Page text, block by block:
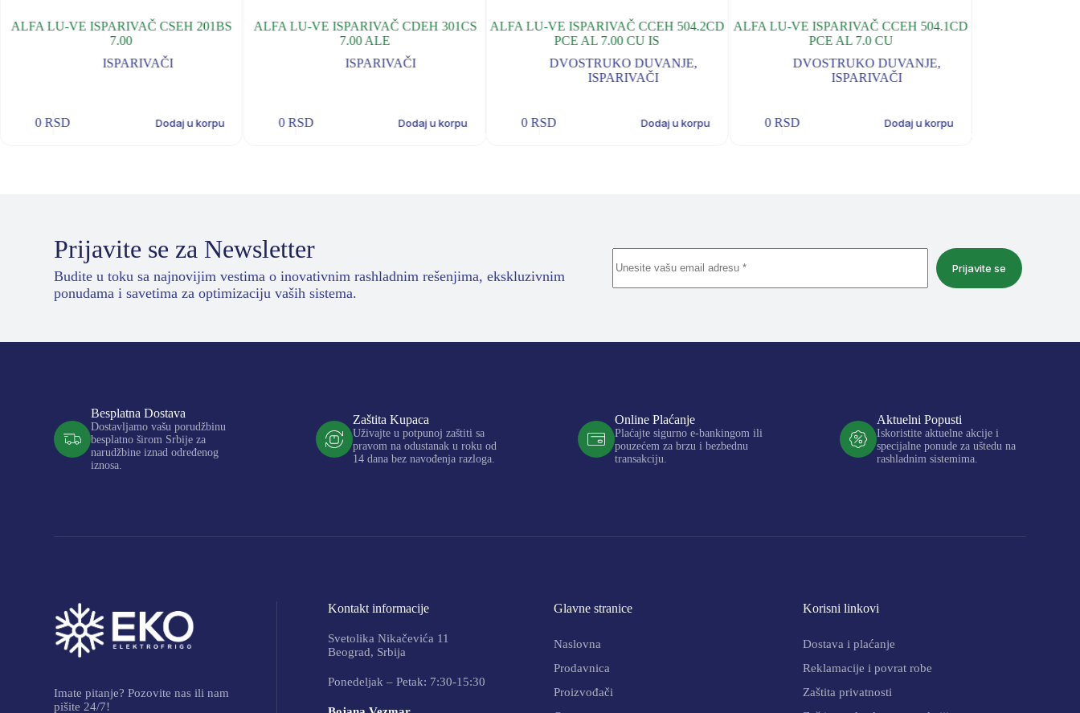
ALFA LU-VE ISPARIVAČ CSEH 201BS
7.00
ISPARIVAČI
0RSD Dodaj u korpu
ALFA LU-VE ISPARIVAČ CDEH 301CS
7.00 ALE
ISPARIVAČI
0RSD Dodaj u korpu
ALFA LU-VE ISPARIVAČ CCEH 504.2CD
PCE AL 7.00 CU IS
DVOSTRUKO DUVANJE,
ISPARIVAČI
0RSD Dodaj u korpu
ALFA LU-VE ISPARIVAČ CCEH 504.1CD
PCE AL 7.0 CU
DVOSTRUKO DUVANJE,
ISPARIVAČI
0RSD Dodaj u korpu
Prijavite se za Newsletter
Budite u toku sa najnovijim vestima o inovativnim rashladnim rešenjima, ekskluzivnim
ponudama i savetima za optimizaciju vaših sistema.
Prijavite se
Besplatna Dostava
Dostavljamo vašu porudžbinu
besplatno širom Srbije za
narudžbine iznad određenog
iznosa.
Zaštita Kupaca
Uživajte u potpunoj zaštiti sa
pravom na odustanak u roku od
14 dana bez navođenja razloga.
Online Plaćanje
Plaćajte sigurno e-bankingom ili
pouzećem za brzu i bezbednu
transakciju.
Aktuelni Popusti
Iskoristite aktuelne akcije i
specijalne ponude za uštedu na
rashladnim sistemima.
Imate pitanje? Pozovite nas ili nam
pišite 24/7!
Kontakt informacije
Svetolika Nikačevića 11
Beograd, Srbija
Ponedeljak – Petak: 7:30-15:30
Glavne stranice
Naslovna
Prodavnica
Proizvođači
Korisni linkovi
Dostava i plaćanje
Reklamacije i povrat robe
Zaštita privatnosti